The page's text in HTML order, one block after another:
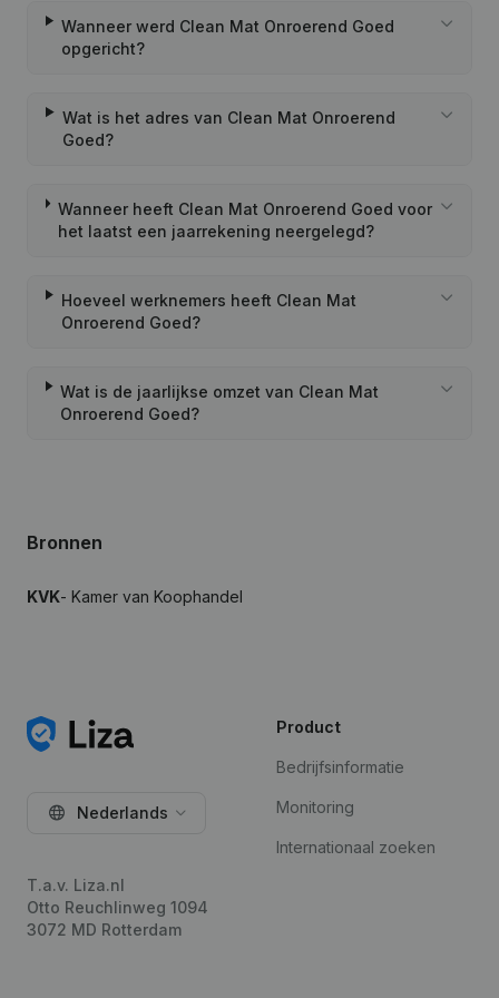
Wanneer werd Clean Mat Onroerend Goed
opgericht?
Wat is het adres van Clean Mat Onroerend
Goed?
Wanneer heeft Clean Mat Onroerend Goed voor
het laatst een jaarrekening neergelegd?
Hoeveel werknemers heeft Clean Mat
Onroerend Goed?
Wat is de jaarlijkse omzet van Clean Mat
Onroerend Goed?
Bronnen
KVK- Kamer van Koophandel
Nederlands
T.a.v. Liza.nl
Otto Reuchlinweg 1094
3072 MD Rotterdam
Product
Bedrijfsinformatie
Monitoring
Internationaal zoeken